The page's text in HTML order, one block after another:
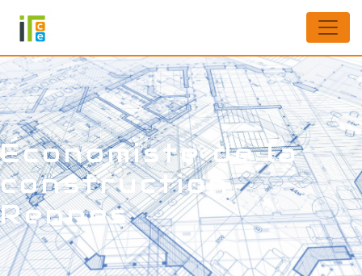
Économiste de la
construction
Rennes